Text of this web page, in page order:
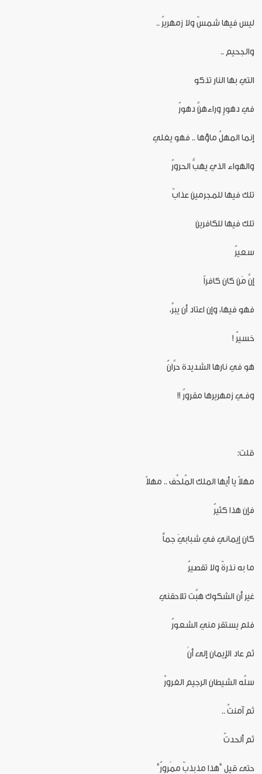
ليس فيها شمسٌ ولا زمهريرُ ..
والجحيم ..
التي بها النار تذكو
في دهورٍ وراءهنَّ دهورُ
إنما المهلُ ماؤها .. فهو يغلي
والهواء الذي يهبُّ الحرورُ
تلك فيها للمجرمين عذابٌ
تلك فيها للكافرين
سعيرُ
إنَّ مَن كان كافراً
فهو فيها، وإن اعتاد أن يبرَّ،
خسيرُ !
هو في نارها الشديدة حرَّانُ
وفـي زمهريرها مقرورُ !!
قلت:
مهلاً يا أيها الملك المُلحَّف .. مهلاً
فإن هذا كثيرُ
كان إيماني في شبابيَ جماًّ
ما به نذرةٌ ولا تقصيرُ
غير أن الشكوك هبَّت تلاحقني
فلم يستقر مني الشعورُ
ثم عاد الإيمان إلى أنْ
سلَّه الشيطان الرجيم الغرورُ
ثم آمنتُ ..
ثم ألحدتُ
حتى قيل "هذا مذبذبٌ ممْرورُ"